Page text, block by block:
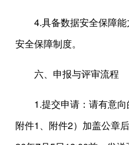
4.具备数据安全保障能
安全保障制度。
六、申报与评审流程
1.提交申请：请有意向
附件1、附件2）加盖公章